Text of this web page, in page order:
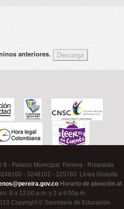
anteriores.
8 - Palacio Municipal Pereira - Risaralda
- 3248101 - 325783 Línea Gratuita
Horario de atención al
8 a 12:00 p.m. y 2 a 6:00p.m.
Copyright © Secretaría de Educación